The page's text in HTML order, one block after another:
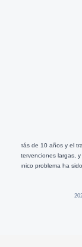
10 años y el trato es
largas, y
ha sido